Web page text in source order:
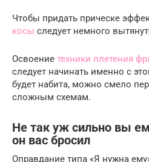
Чтобы придать прическе
косы следует немного
Освоение техники плетения
следует начинать именно с
будет набита, можно смело
сложным схемам.
Не так уж сильно вы
он вас бросил
Оправдание типа «Я нужна